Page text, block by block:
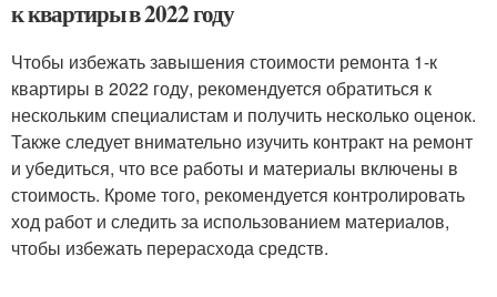
к квартиры в 2022 году
Чтобы избежать завышения стоимости ремонта 1-к
квартиры в 2022 году, рекомендуется обратиться к
нескольким специалистам и получить несколько оценок.
Также следует внимательно изучить контракт на ремонт
и убедиться, что все работы и материалы включены в
стоимость. Кроме того, рекомендуется контролировать
ход работ и следить за использованием материалов,
чтобы избежать перерасхода средств.